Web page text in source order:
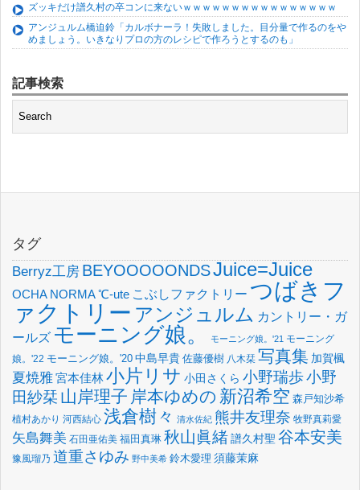
ズッキだけ譜久村の卒コンに来ないｗｗｗｗｗｗｗｗｗｗｗｗｗｗｗｗ
アンジュルム橋迫鈴「カルボナーラ！失敗しました。目分量で作るのをや
めましょう。いきなりプロの方のレシピで作ろうとするのも」
記事検索
タグ
Berryz工房 BEYOOOOONDSJuice=Juice
OCHA NORMA℃-ute こぶしファクトリー つばきフ
ァクトリー アンジュルム カントリー・ガ
ールズ モーニング娘。 モーニング娘。'21 モーニング
娘。'22 モーニング娘。'20 中島早貴 佐藤優樹 八木栞 写真集 加賀楓
夏焼雅宮本佳林小片リサ 小田さくら 小野瑞歩小野
田紗栞 山岸理子 岸本ゆめの 新沼希空 森戸知沙希
植村あかり 河西結心 浅倉樹々 清水佐紀 熊井友理奈 牧野真莉愛
矢島舞美 石田亜佑美 福田真琳 秋山眞緒譜久村聖 谷本安美
豫風瑠乃 道重さゆみ 野中美希 鈴木愛理 須藤茉麻